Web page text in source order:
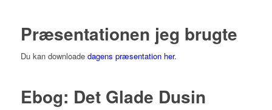
Præsentationen jeg brugte
Du kan downloadedagens præsentation her.
Ebog: Det Glade Dusin